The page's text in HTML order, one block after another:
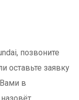
позвоните
оставьте заявку
в